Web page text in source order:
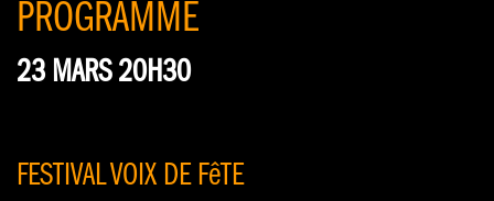
PROGRAMME
23 MARS 20H30
FESTIVAL VOIX DE FêTE